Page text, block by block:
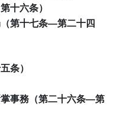
十六条）
第十七条―第二十四
条）
事務（第二十六条―第